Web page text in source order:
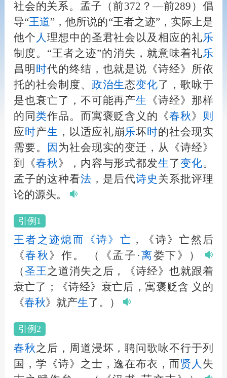
社会的关系。孟子（前372？—前289）倡
导“王道”，他所说的“王者之迹”，实际上是
他个 人 理想中的圣君社会以及相应的礼乐
制度。“王者之迹”的消失，就意味着礼乐
昌明 时代的终结，也就是说《诗经》所依
托的社会制度、 政治生态变化了，歌咏于
是也衰亡了，不可能再产生
《诗经》那样
的同 类作品。而寓褒贬含义的《春秋》 则
应 时产生 ，以适应礼崩乐坏时的社会现实
需要。
因 为社会现实的变迁，从《诗经》
到《春秋》，内容与形式都发生了变化。
孟子的这种看法 ，是后代诗史 关系批评理
论的源头。
引例1
王者之迹熄而《诗》亡 ，《诗》亡然后
《春秋 》作。 （《孟子·离娄下》）
（圣王 之道消失之后，《诗经》也就跟着
衰亡了；《诗经》衰亡后，寓褒贬含 义的
《春秋》就产生了。）
引例2
春秋之后，周道浸坏，聘问歌咏不行于列
国，学《诗》之士，逸在布衣，而贤 人 失